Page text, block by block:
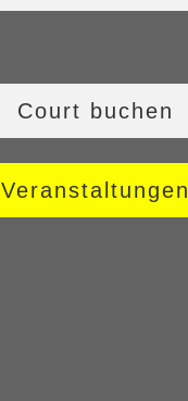
Court buchen
Veranstaltungen